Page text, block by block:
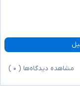
مشاهده دیدگاه‌ها ( ۰